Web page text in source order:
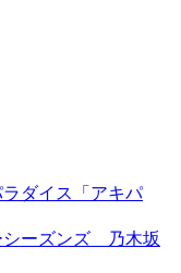
ラダイス「アキパ
シーズンズ 乃木坂